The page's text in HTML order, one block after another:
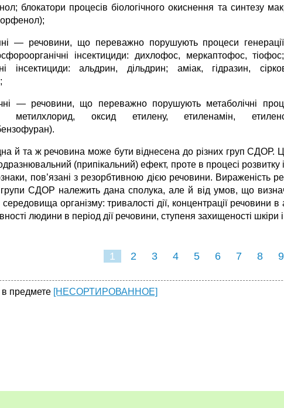
блокатори процесів бiологічного окиснення та синтезу
― речовини, що переважно порушують процеси
iнсектициди: дихлофос, меркаптофос,
iнсектициди: альдрин, дільдрин; амiак, гiдразин,
― речовини, що переважно порушують метаболiчнi
метилхлорид, оксид етилену, етиленамiн,
й та ж речовина може бути вiднесена до рiзних груп СДОР.
(припiкальний) ефект, проте в процесi розвитку
пов’язанi з резорбтивною дiєю речовини. Вираженiсть
групи СДОР належить дана сполука, але й вiд умов, що
органiзму: тривалості дiї, концентрацiї речовини
людини в перiод дiї речовини, ступеня захищеностi шкiри
1 2 3 4 5 6 7 8 9
предмете [НЕСОРТИРОВАННОЕ]